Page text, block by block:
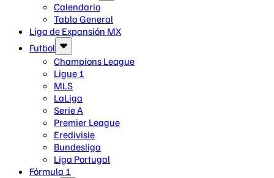
Calendario
Tabla General
Liga de Expansión MX
Futbol
Champions League
Ligue 1
MLS
LaLiga
Serie A
Premier League
Eredivisie
Bundesliga
Liga Portugal
Fórmula 1